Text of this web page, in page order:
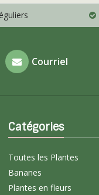
Courriel
Catégories
Toutes les Plantes
Bananes
Plantes en fleurs